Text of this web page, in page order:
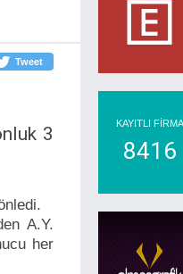
Tweet
3
A.Y.
her
KAYITLI FİRMA
8416